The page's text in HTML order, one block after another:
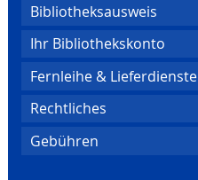
Bibliotheksausweis
Ihr Bibliothekskonto
Fernleihe & Lieferdienste
Rechtliches
Gebühren